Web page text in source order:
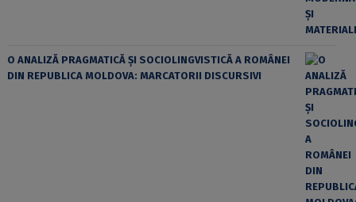
O ANALIZĂ PRAGMATICĂ ȘI SOCIOLINGVISTICĂ A ROMÂNEI
DIN REPUBLICA MOLDOVA: MARCATORII DISCURSIVI